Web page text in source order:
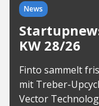
News
KW 28/26
Finto sammelt
mit Treber-
Vector